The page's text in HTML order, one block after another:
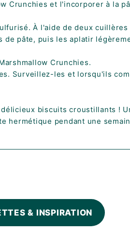
Crunchies et l'incorporer à la
À l'aide de deux cuillères
pâte, puis les aplatir
Crunchies.
Surveillez-les et lorsqu'ils
biscuits croustillants !
hermétique pendant une
& INSPIRATION